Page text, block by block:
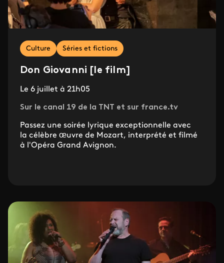
Culture Séries et fictions
Don Giovanni [le film]
Le 6 juillet à 21h05
Sur le canal 19 de la TNT et sur france.tv
Passez une soirée lyrique exceptionnelle avec
la célèbre œuvre de Mozart, interprété et filmé
à l'Opéra Grand Avignon.